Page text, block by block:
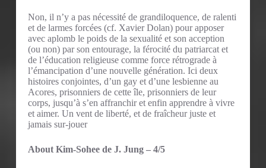
Non, il n’y a pas nécessité de grandiloquence, de ralenti
et de larmes forcées (cf. Xavier Dolan) pour apposer
avec aplomb le poids de la sexualité et son acception
(ou non) par son entourage, la férocité du patriarcat et
de l’éducation religieuse comme force rétrograde à
l’émancipation d’une nouvelle génération. Ici deux
histoires conjointes, d’un gay et d’une lesbienne au
Acores, prisonniers de cette île, prisonniers de leur
corps, jusqu’à s’en affranchir et enfin apprendre à vivre
et aimer. Un vent de liberté, et de fraîcheur juste et
jamais sur-jouer
About Kim-Sohee de J. Jung – 4/5